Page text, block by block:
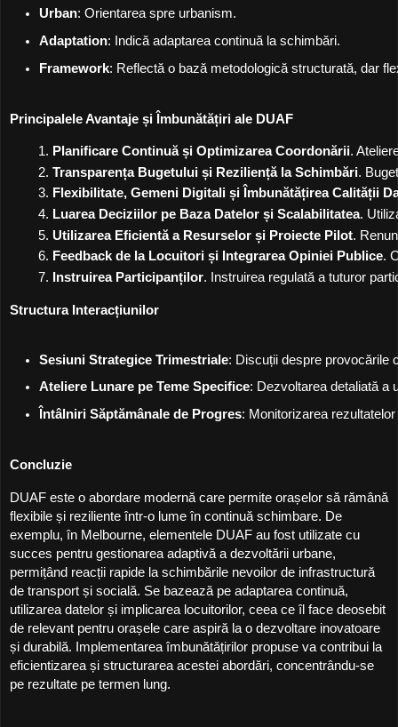
Urban: Orientarea spre urbanism.
Adaptation: Indică adaptarea continuă la schimbări.
Framework: Reflectă o bază metodologică structurată, dar
Principalele Avantaje și Îmbunătățiri ale DUAF
Planificare Continuă și Optimizarea Coordonării.
Transparența Bugetului și Reziliență la Schimbări.
Flexibilitate, Gemeni Digitali și Îmbunătățirea Calității
Luarea Deciziilor pe Baza Datelor și Scalabilitatea.
Utilizarea Eficientă a Resurselor și Proiecte Pilot.
Feedback de la Locuitori și Integrarea Opiniei Publice.
Instruirea Participanților. Instruirea regulată a tuturor
Structura Interacțiunilor
Sesiuni Strategice Trimestriale: Discuții despre provocările
Ateliere Lunare pe Teme Specifice: Dezvoltarea detaliată a
Întâlniri Săptămânale de Progres: Monitorizarea
Concluzie
DUAF este o abordare modernă care permite orașelor să rămână
flexibile și reziliente într-o lume în continuă schimbare. De
exemplu, în Melbourne, elementele DUAF au fost utilizate cu
succes pentru gestionarea adaptivă a dezvoltării urbane,
permițând reacții rapide la schimbările nevoilor de infrastructură
de transport și socială. Se bazează pe adaptarea continuă,
utilizarea datelor și implicarea locuitorilor, ceea ce îl face deosebit
de relevant pentru orașele care aspiră la o dezvoltare inovatoare
și durabilă. Implementarea îmbunătățirilor propuse va contribui la
eficientizarea și structurarea acestei abordări, concentrându-se
pe rezultate pe termen lung.